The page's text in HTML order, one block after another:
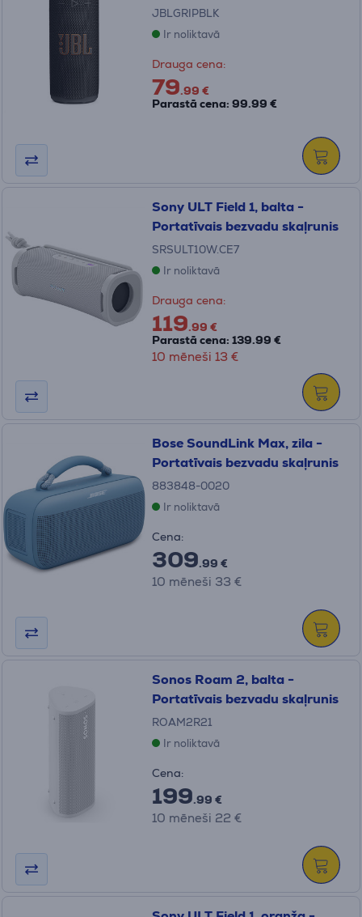
JBLGRIPBLK
Ir noliktavā
Drauga cena:
79.99 €
Parastā cena: 99.99 €
Sony ULT Field 1, balta -
Portatīvais bezvadu skaļrunis
SRSULT10W.CE7
Ir noliktavā
Drauga cena:
119.99 €
Parastā cena: 139.99 €
10 mēneši 13 €
Bose SoundLink Max, zila -
Portatīvais bezvadu skaļrunis
883848-0020
Ir noliktavā
Cena:
309.99 €
10 mēneši 33 €
Sonos Roam 2, balta -
Portatīvais bezvadu skaļrunis
ROAM2R21
Ir noliktavā
Cena:
199.99 €
10 mēneši 22 €